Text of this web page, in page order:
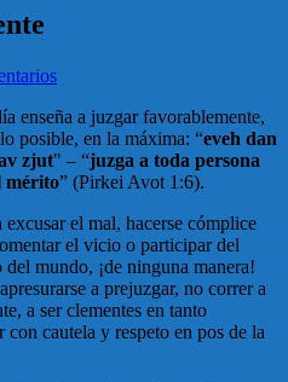
enseña a juzgar favorablemente,
posible, en la máxima: “eveh dan
zjut" – “juzga a toda persona
mérito” (Pirkei Avot 1:6).
el mal, hacerse cómplice
el vicio o participar del
del mundo, ¡de ninguna manera!
a prejuzgar, no correr a
a ser clementes en tanto
cautela y respeto en pos de la